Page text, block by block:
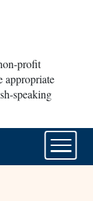
profit
appropriate
speaking